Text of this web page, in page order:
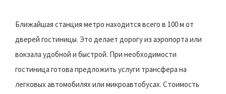
Ближайшая станция метро находится всего в 100 м от
дверей гостиницы. Это делает дорогу из аэропорта или
вокзала удобной и быстрой. При необходимости
гостиница готова предложить услуги трансфера на
легковых автомобилях или микроавтобусах. Стоимость